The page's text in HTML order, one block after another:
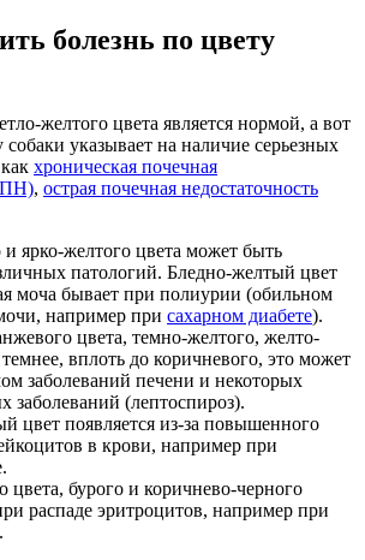
болезнь по цвету
желтого цвета является нормой, а вот
указывает на наличие серьезных
хроническая почечная
, острая почечная недостаточность
ярко-желтого цвета может быть
патологий. Бледно-желтый цвет
моча бывает при полиурии (обильном
например при сахарном диабете).
цвета, темно-желтого, желто-
вплоть до коричневого, это может
заболеваний печени и некоторых
заболеваний (лептоспироз).
цвет появляется из-за повышенного
в крови, например при
цвета, бурого и коричнево-черного
распаде эритроцитов, например при